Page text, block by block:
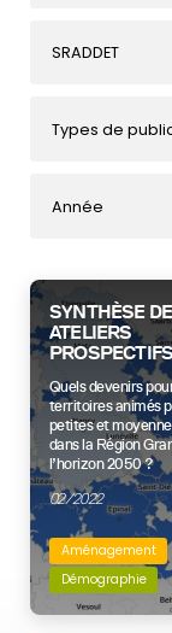
SRADDET
Types de
Année
SYNTHÈSE
ATELIERS
Quels devenirs
territoires animés
petites et
dans la Région
l’horizon 2050 ?
02/2022
Aménagement
Démographie